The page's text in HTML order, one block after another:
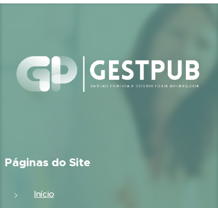
Páginas do Site
Início